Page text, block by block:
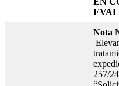
Nota
257/